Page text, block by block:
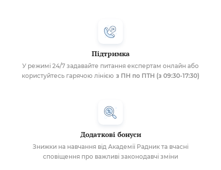
Підтримка
У режимі 24/7 задавайте питання експертам онлайн або
користуйтесь гарячою лінією з ПН по ПТН (з 09:30-17:30)
Додаткові бонуси
Знижки на навчання від Академії Радник та вчасні
сповіщення про важливі законодавчі зміни